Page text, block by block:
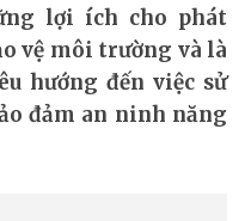
lợi ích cho phát
vệ môi trường và là
hướng đến việc sử
đảm an ninh năng